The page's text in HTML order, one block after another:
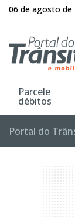
06 de agosto de
Parcele
débitos
Portal do